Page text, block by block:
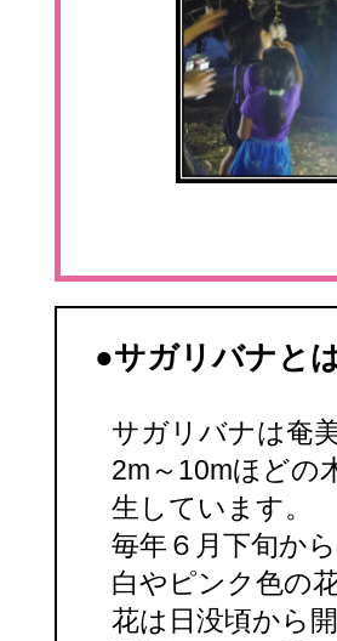
●サガリバナと
サガリバナは奄
2m～10mほどの
生しています。
毎年６月下旬か
白やピンク色の
花は日没頃から